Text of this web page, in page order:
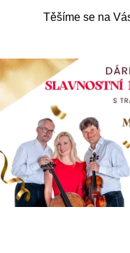
Těšíme se na